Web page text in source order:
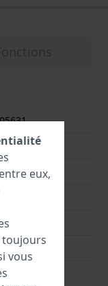
/ Été
eux,
toujours
vous